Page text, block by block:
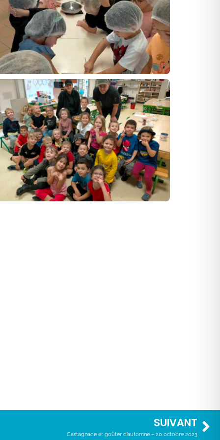
SUIVANT
Castagnade et goûter d’automne – 20 octobre 2023